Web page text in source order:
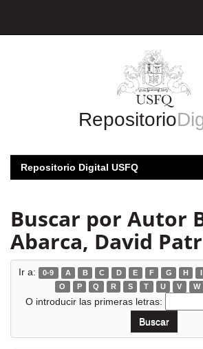
Repositorio
Repositorio Digital USFQ
Buscar por Autor
Abarca, David
Ir a: 0-9 A B C D E F G H I
O
P Q R S T U V W
O introducir las primeras letras: